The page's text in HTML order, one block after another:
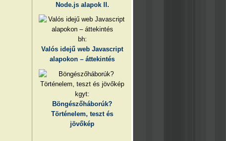
Node.js alapok II.
bh:
Valós idejű web Javascript
alapokon – áttekintés
kgyt:
Böngészőháborúk?
Történelem, teszt és
jövőkép